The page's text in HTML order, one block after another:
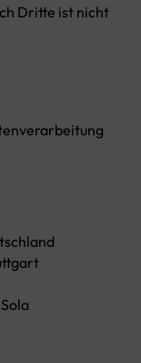
Dritte ist nicht